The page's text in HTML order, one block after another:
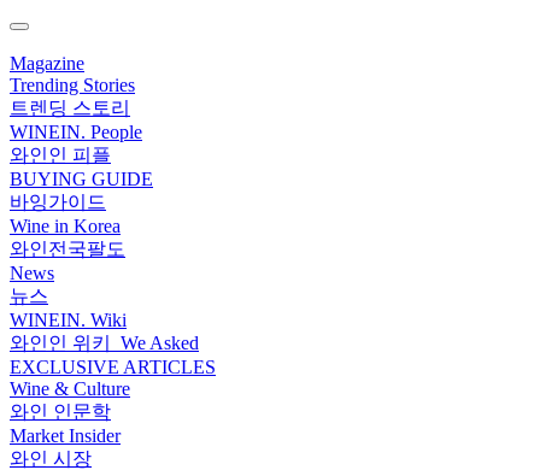
Magazine
Trending Stories
트렌딩 스토리
WINEIN. People
와인인 피플
BUYING GUIDE
바잉가이드
Wine in Korea
와인전국팔도
News
뉴스
WINEIN. Wiki
와인인 위키_We Asked
EXCLUSIVE ARTICLES
Wine & Culture
와인 인문학
Market Insider
와인 시장